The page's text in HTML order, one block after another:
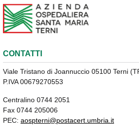
CONTATTI
Viale Tristano di Joannuccio 05100 Terni
P.IVA 00679270553
Centralino 0744 2051
Fax 0744 205006
PEC: aospterni@postacert.umbria.it